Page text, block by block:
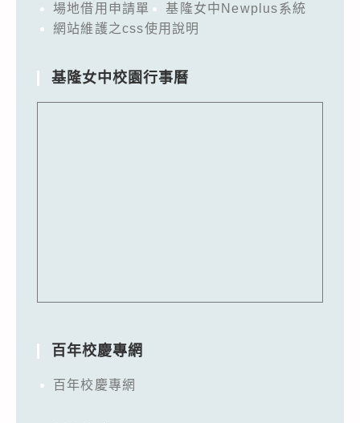
場地借用申請單
基隆女中Newplus系統
網站維護之css使用說明
基隆女中校園行事曆
百年校慶專網
百年校慶專網